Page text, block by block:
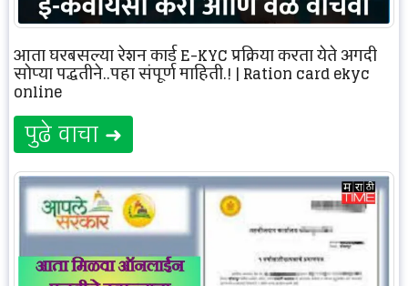
आता घरबसल्या रेशन कार्ड E-KYC प्रक्रिया करता येते अगदी
सोप्या पद्धतीने..पहा संपूर्ण माहिती.! | Ration card ekyc
online
पुढे वाचा ➜